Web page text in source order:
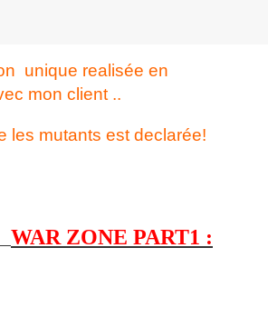
unique realisée en
mon client ..
les mutants est declarée!
WAR ZONE PART1 :